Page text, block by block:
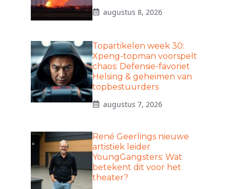
augustus 8, 2026
Topartikelen week 30:
Xpeng-topman voorspelt
chaos: Defensie-favoriet
Helsing & geheimen van
topbestuurders
augustus 7, 2026
René Geerlings nieuwe
artistiek leider
YoungGangsters: Wat
betekent dit voor het
theater?